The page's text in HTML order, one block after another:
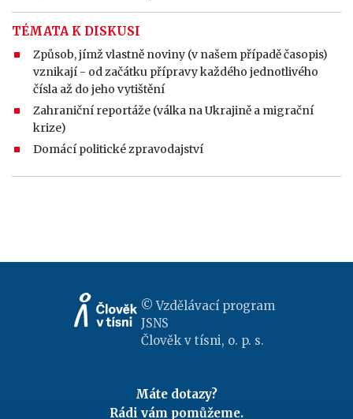
TÉMATA K DISKUSI
Způsob, jímž vlastně noviny (v našem případě časopis)
vznikají - od začátku přípravy každého jednotlivého
čísla až do jeho vytištění
Zahraniční reportáže (válka na Ukrajině a migrační
krize)
Domácí politické zpravodajství
© Vzdělávací program
JSNS
Člověk v tísni, o. p. s.
Máte dotazy?
Rádi vám pomůžeme.